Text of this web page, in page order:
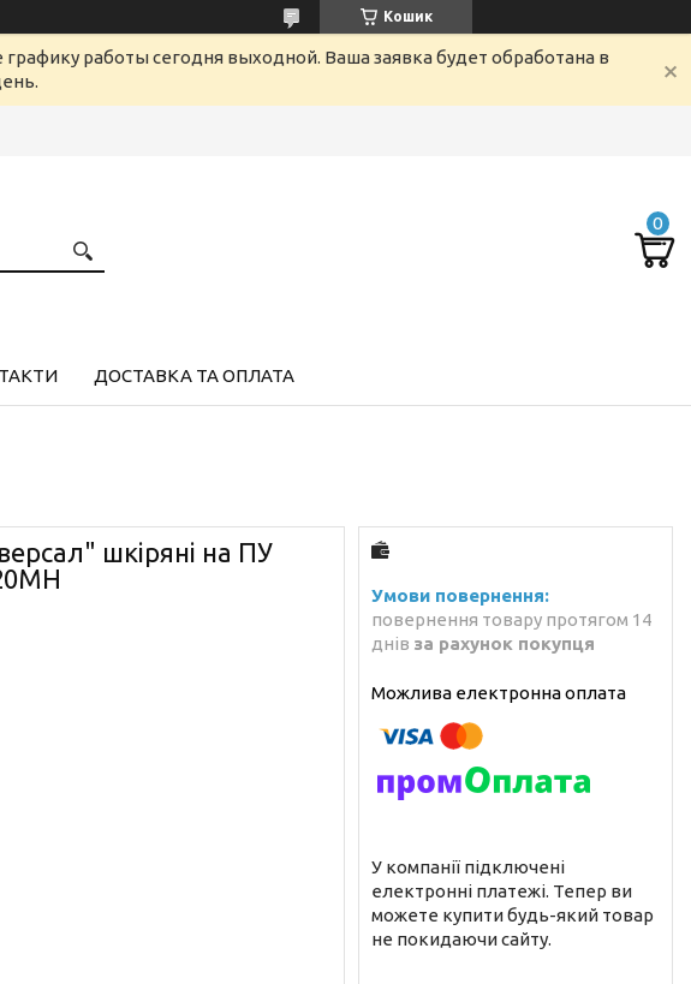
Кошик
работы сегодня выходной. Ваша заявка будет обработана в
ДОСТАВКА ТА ОПЛАТА
шкіряні на ПУ
повернення товару протягом 14
днів за рахунок покупця
У компанії підключені
електронні платежі. Тепер ви
можете купити будь-який товар
не покидаючи сайту.